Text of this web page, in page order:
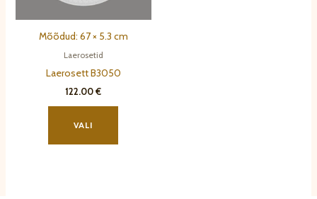
Mõõdud: 67 × 5.3 cm
Laerosetid
Laerosett B3050
122.00€
VALI
Sellel
on